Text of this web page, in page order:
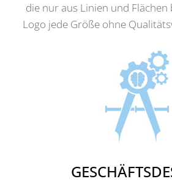
die nur aus Linien und
Logo jede Größe ohne